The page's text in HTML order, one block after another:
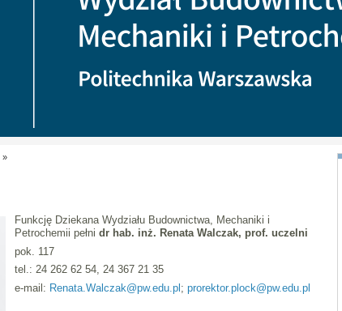
»
Funkcję Dziekana Wydziału Budownictwa, Mechaniki i
Petrochemii pełnidr hab. inż. Renata Walczak, prof. uczelni
pok. 117
tel.: 24 262 62 54, 24 367 21 35
e-mail: Renata.Walczak@pw.edu.pl ;prorektor.plock@pw.edu.pl